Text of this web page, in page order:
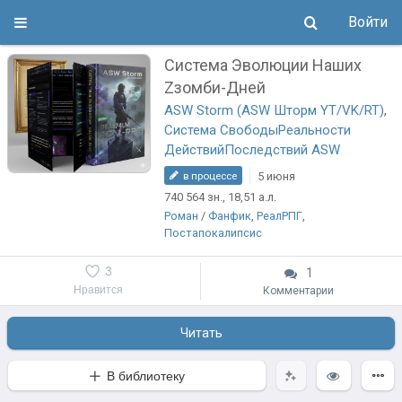
Войти
Система Эволюции Наших
Zзомби-Дней
ASW Storm (ASW Шторм YT/VK/RT),
Система СвободыРеальности
ДействийПоследствий ASW
в процессе
5 июня
740 564 зн., 18,51 а.л.
Роман / Фанфик, РеалРПГ,
Постапокалипсис
Нравится
3 1
Комментарии
Читать
В библиотеку